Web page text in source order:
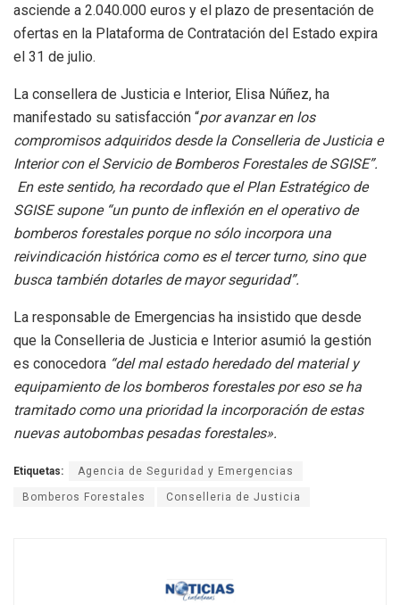
asciende a 2.040.000 euros y el plazo de presentación de
ofertas en la Plataforma de Contratación del Estado expira
el 31 de julio.
La consellera de Justicia e Interior, Elisa Núñez, ha
manifestado su satisfacción “por avanzar en los
compromisos adquiridos desde la Conselleria de Justicia e
Interior con el Servicio de Bomberos Forestales de SGISE”.
En este sentido, ha recordado que el Plan Estratégico de
SGISE supone “un punto de inflexión en el operativo de
bomberos forestales porque no sólo incorpora una
reivindicación histórica como es el tercer turno, sino que
busca también dotarles de mayor seguridad”.
La responsable de Emergencias ha insistido que desde
que la Conselleria de Justicia e Interior asumió la gestión
es conocedora “del mal estado heredado del material y
equipamiento de los bomberos forestales por eso se ha
tramitado como una prioridad la incorporación de estas
nuevas autobombas pesadas forestales».
Etiquetas: Agencia de Seguridad y Emergencias
Bomberos Forestales Conselleria de Justicia